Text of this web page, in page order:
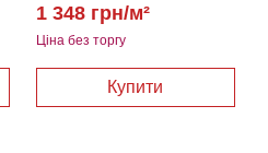
Ціна без торгу
1 348 грн/м²